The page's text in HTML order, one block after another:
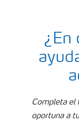
Sostenibilidad-Yara
¿En
Completa el
oportuna a